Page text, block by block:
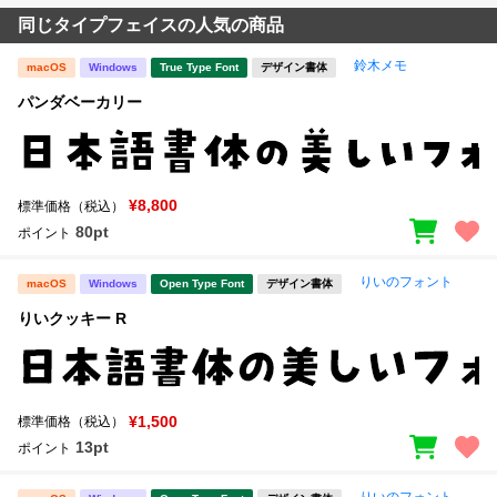
同じタイプフェイスの人気の商品
macOS Windows True Type Font デザイン書体 鈴木メモ
パンダベーカリー
標準価格（税込） ¥8,800
ポイント 80pt
macOS Windows Open Type Font デザイン書体 りいのフォント
りいクッキー R
標準価格（税込） ¥1,500
ポイント 13pt